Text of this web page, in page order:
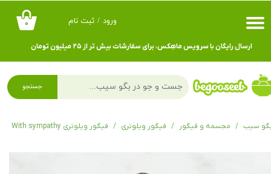
۰ ورود / ثبت نام
حساب کاربری من
تغییر گذر واژه
سفارشات
ارسال رایگان با سرویس ماهِکس، برای سفارشات بیش تر از ۲۵ میلیون تومان
جستجو
سیب مجسمه و فیگور فیگور ویلوتری فیگور ویلوتری With sympathy